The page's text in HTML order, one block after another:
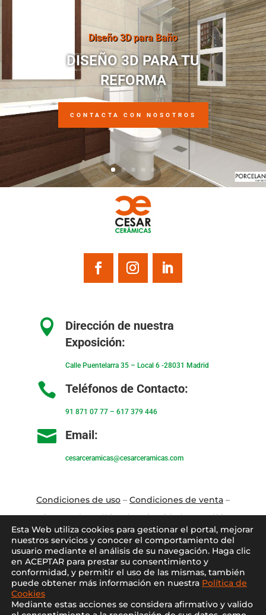
Diseño 3D para Baño
DISEÑO 3D PARA TU
REFORMA
CONTACTA CON NOSOTROS

Dirección de nuestra
Exposición:
Calle Puentelarra 35 – Local 6 -28031 Madrid
 Teléfonos de Contacto:
91 871 07 77– 617 379 446
 Email:
cesarceramicas@cesarceramicas.com
Condiciones de uso– Condiciones de venta–
Aviso Legal–Política de privacidad –Política
de cookies
Blog–Contacto–Conócenos –Mi Cuenta
Esta Web utiliza cookies para gestionar el portal, mejorar
nuestros servicios y conocer el comportamiento del
usuario mediante el análisis de su navegación. Haga clic
en ACEPTAR para prestar su consentimiento y
conformidad, y permitir el uso de las mismas, también
puede obtener más información en nuestra Política de
Cookies
Mediante estas acciones se considera afirmativo y valido